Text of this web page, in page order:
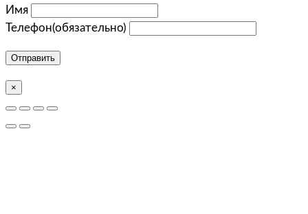
Имя
Телефон(обязательно)
Отправить
×